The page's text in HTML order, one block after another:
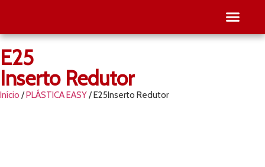
E25
Inserto Redutor
Início /PLÁSTICA EASY/ E25Inserto Redutor